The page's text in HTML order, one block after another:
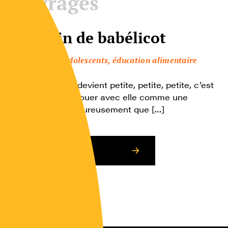
Le pépin de babélicot
Enfants, adolescents, éducation alimentaire
Une maman qui devient petite, petite, petite, c’est
rigolo… On peut jouer avec elle comme une
poupée… Mais heureusement que […]